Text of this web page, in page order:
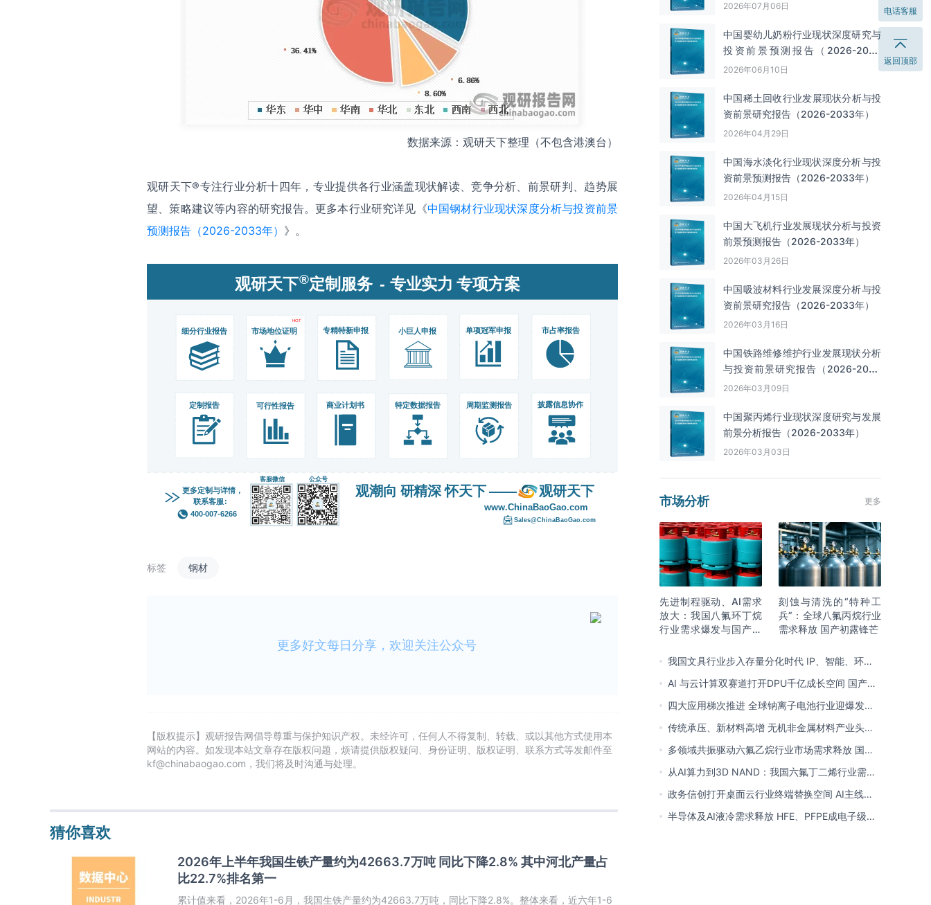
数据来源：观研天下整理（不包含港澳台）
观研天下®专注行业分析十四年，专业提供各行业涵盖现状解读、竞争分析、前景研判、趋势展
望、策略建议等内容的研究报告。更多本行业研究详见《中国钢材行业现状深度分析与投资前景
预测报告（2026-2033年） 》。
标签 钢材
更多好文每日分享，欢迎关注公众号
【版权提示】观研报告网倡导尊重与保护知识产权。未经许可，任何人不得复制、转载、或以其他方式使用本
网站的内容。如发现本站文章存在版权问题，烦请提供版权疑问、身份证明、版权证明、联系方式等发邮件至
kf@chinabaogao.com，我们将及时沟通与处理。
猜你喜欢
2026年上半年我国生铁产量约为42663.7万吨 同比下降2.8% 其中河北产量占
比22.7%排名第一
累计值来看，2026年1-6月，我国生铁产量约为42663.7万吨，同比下降2.8%。整体来看，近六年1-6
2026年07月06日
中国婴幼儿奶粉行业现状深度研究与
投资前景预测报告（2026-2033
年）
2026年06月10日
中国‌‌稀土回收‌‌行业发展现状分析与投
资前景研究报告（2026-2033年）
2026年04月29日
中国海水淡化行业现状深度分析与投
资前景预测报告（2026-2033年）
2026年04月15日
中国大飞机行业发展现状分析与投资
前景预测报告（2026-2033年）
2026年03月26日
中国吸波材料行业发展深度分析与投
资前景研究报告（2026-2033年）
2026年03月16日
中国铁路维修维护行业发展现状分析
与投资前景研究报告（2026-2033
年）
2026年03月09日
中国聚丙烯行业现状深度研究与发展
前景分析报告（2026-2033年）
2026年03月03日
市场分析 更多
先进制程驱动、AI需求
放大：我国八氟环丁烷
行业需求爆发与国产替
刻蚀与清洗的“特种工
兵”：全球八氟丙烷行业
需求释放 国产初露锋芒
我国文具行业步入存量分化时代 IP、智能、环保
成企业构建核心竞争力关键
AI 与云计算双赛道打开DPU千亿成长空间 国产厂
商突破技术壁垒迎替代窗口期
四大应用梯次推进 全球钠离子电池行业迎爆发窗
口 中国全链规模化落地领跑商业化
传统承压、新材料高增 无机非金属材料产业头部
向一体化延伸 低碳高能创新转型提速
多领域共振驱动六氟乙烷行业市场需求释放 国产
替代已基本完成
从AI算力到3D NAND：我国六氟丁二烯行业需求
爆发与国产替代进程
政务信创打开桌面云行业终端替换空间 AI主线重
塑竞争逻辑 中国本土厂商全面反超
半导体及AI液冷需求释放 HFE、PFPE成电子级氟
电话客服
返回顶部